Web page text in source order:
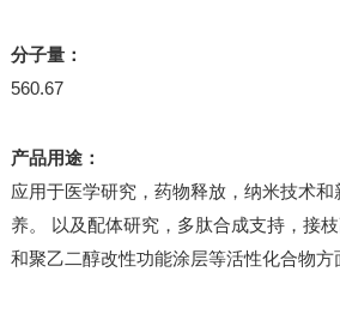
分子量：
560.67
产品用途：
应用于医学研究，药物释放，纳米技术
养。 以及配体研究，多肽合成支持，接
和聚乙二醇改性功能涂层等活性化合物方